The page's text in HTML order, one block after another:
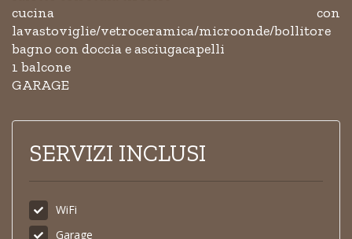
cucina con
lavastoviglie/vetroceramica/microonde/bollitore
bagno con doccia e asciugacapelli
1 balcone
GARAGE
SERVIZI INCLUSI
WiFi
Garage